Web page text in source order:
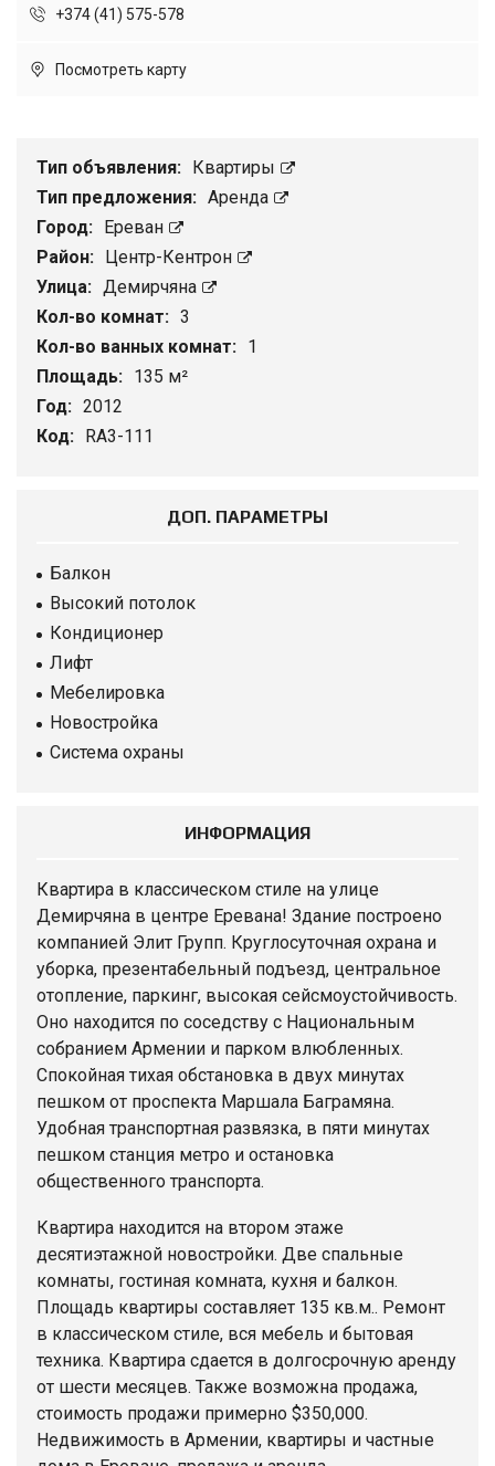
+374 (41) 575-578
Посмотреть карту
Тип объявления: Квартиры
Тип предложения: Аренда
Город: Ереван
Район: Центр-Кентрон
Улица: Демирчяна
Кол-во комнат: 3
Кол-во ванных комнат: 1
Площадь: 135 м²
Год: 2012
Код: RA3-111
ДОП. ПАРАМЕТРЫ
Балкон
Высокий потолок
Кондиционер
Лифт
Мебелировка
Новостройка
Система охраны
ИНФОРМАЦИЯ
Квартира в классическом стиле на улице
Демирчяна в центре Еревана! Здание построено
компанией Элит Групп. Круглосуточная охрана и
уборка, презентабельный подъезд, центральное
отопление, паркинг, высокая сейсмоустойчивость.
Оно находится по соседству с Национальным
собранием Армении и парком влюбленных.
Спокойная тихая обстановка в двух минутах
пешком от проспекта Маршала Баграмяна.
Удобная транспортная развязка, в пяти минутах
пешком станция метро и остановка
общественного транспорта.
Квартира находится на втором этаже
десятиэтажной новостройки. Две спальные
комнаты, гостиная комната, кухня и балкон.
Площадь квартиры составляет 135 кв.м.. Ремонт
в классическом стиле, вся мебель и бытовая
техника. Квартира сдается в долгосрочную аренду
от шести месяцев. Также возможна продажа,
стоимость продажи примерно $350,000.
Недвижимость в Армении, квартиры и частные